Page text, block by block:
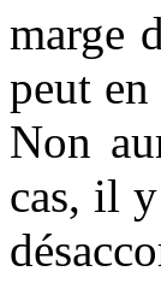
marge
peut
Non
cas, il